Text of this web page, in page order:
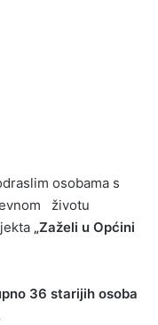
osobama s
životu
„Zaželi u Općini
36 starijih osoba